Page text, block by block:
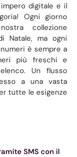
digitale e il
Ogni giorno
collezione
Natale, ma ogni
è sempre a
più freschi e
Un flusso
a una vasta
tutte le esigenze
SMS con il